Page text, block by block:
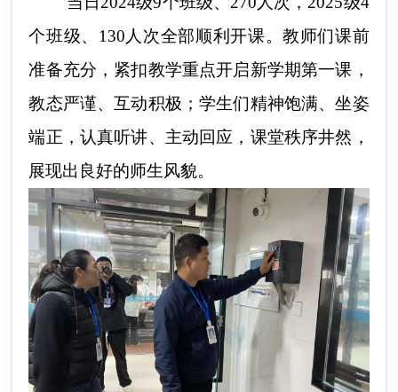
个班级、130人次全部顺利开课。教师们课前
准备充分，紧扣教学重点开启新学期第一课，
教态严谨、互动积极；学生们精神饱满、坐姿
端正，认真听讲、主动回应，课堂秩序井然，
展现出良好的师生风貌。